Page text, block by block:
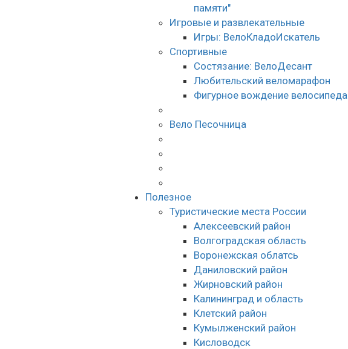
памяти"
Игровые и развлекательные
Игры: ВелоКладоИскатель
Спортивные
Состязание: ВелоДесант
Любительский веломарафон
Фигурное вождение велосипеда
Вело Песочница
Полезное
Туристические места России
Алексеевский район
Волгоградская облаcть
Воронежская облатсь
Даниловский район
Жирновский район
Калининград и область
Клетский район
Кумылженский район
Кисловодск